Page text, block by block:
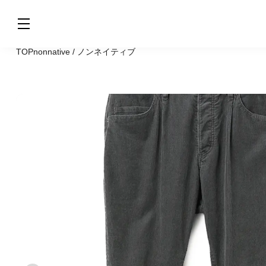
TOPnonnative / ノンネイティブ